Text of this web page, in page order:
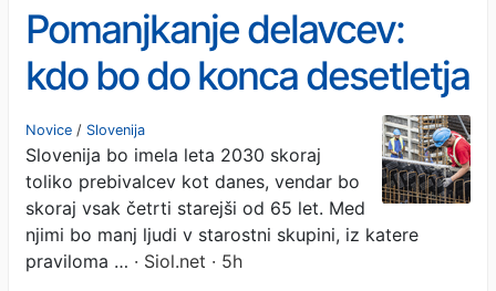
Pomanjkanje delavcev:
kdo bo do konca desetletja
skrbel za starejše, gradil
stanovanja in vozil
avtobuse?
Novice / Slovenija
Slovenija bo imela leta 2030 skoraj
toliko prebivalcev kot danes, vendar bo
skoraj vsak četrti starejši od 65 let. Med
njimi bo manj ljudi v starostni skupini, iz katere
praviloma … · Siol.net · 5h